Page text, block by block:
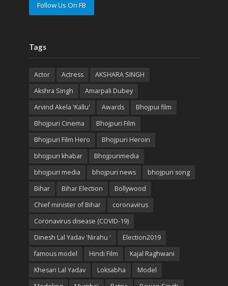
Follow Us On FB
Tags
Actor Actress
AKSHARA SINGH
Akshra Singh
Amarpali Dubey
Arvind Akela 'Kallu'
Awards
Bhojpui film
Bhojpuri Cinema
Bhojpuri Film
Bhojpuri Film Hero
Bhojpuri Heroin
bhojpuri khabar
Bhojpurimedia
bhojpuri media
bhojpuri news
bhojpuri song
Bihar
Bihar Election
Bollywood
Chief minister of Bihar
coronavirus
Coronavirus disease (COVID-19)
Dinesh Lal Yadav 'Nirahu '
Election2019
famous model
Hindi Film
Kajal Raghwani
Khesari Lal Yadav
Loksabha
Model